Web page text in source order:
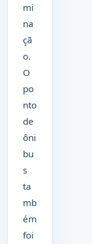
mi
na
çã
o.
O
po
nto
de
ôni
bu
s
ta
mb
ém
foi